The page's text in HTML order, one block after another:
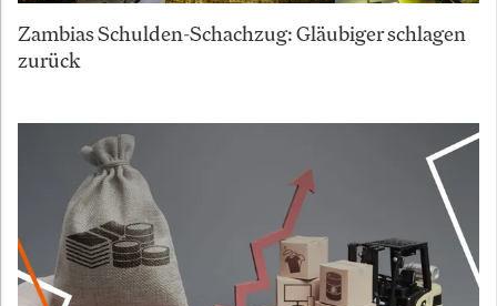
Zambias Schulden-Schachzug: Gläubiger schlagen
zurück